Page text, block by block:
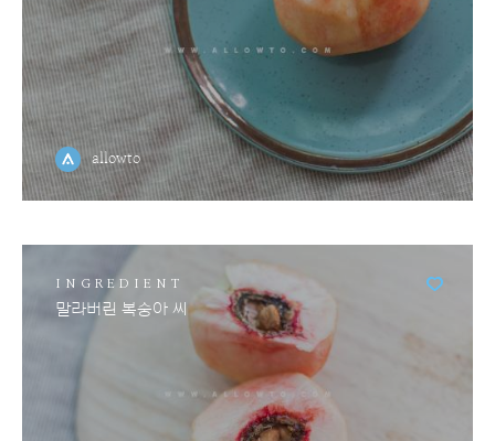
allowto
INGREDIENT
말라버린 복숭아 씨